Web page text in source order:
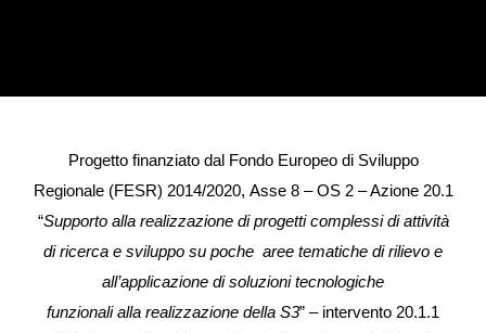
Progetto finanziato dal Fondo Europeo di Sviluppo
Regionale (FESR) 2014/2020, Asse 8 – OS 2 – Azione 20.1
“Supporto alla realizzazione di progetti complessi di attività
di ricerca e sviluppo su poche aree tematiche di rilievo e
all’applicazione di soluzioni tecnologiche
funzionali alla realizzazione della S3” – intervento 20.1.1